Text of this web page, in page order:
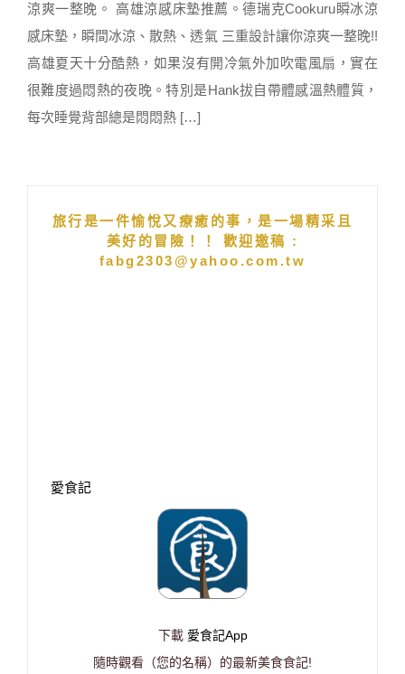
涼爽一整晚。 高雄涼感床墊推薦。德瑞克Cookuru瞬冰涼
感床墊，瞬間冰涼、散熱、透氣 三重設計讓你涼爽一整晚!!
高雄夏天十分酷熱，如果沒有開冷氣外加吹電風扇，實在
很難度過悶熱的夜晚。特別是Hank拔自帶體感溫熱體質，
每次睡覺背部總是悶悶熱 […]
旅行是一件愉悅又療癒的事，是一場精采且
美好的冒險！！ 歡迎邀稿 :
fabg2303@yahoo.com.tw
愛食記
下載 愛食記App
隨時觀看（您的名稱）的最新美食食記!